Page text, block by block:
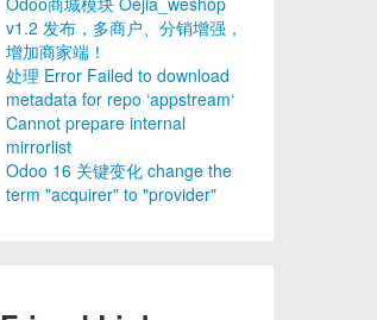
v1.2 发布，多商户、分销增强，
增加商家端！
处理 Error Failed to download
metadata for repo ‘appstream‘
Cannot prepare internal
mirrorlist
Odoo 16 关键变化 change the
term "acquirer" to "provider"